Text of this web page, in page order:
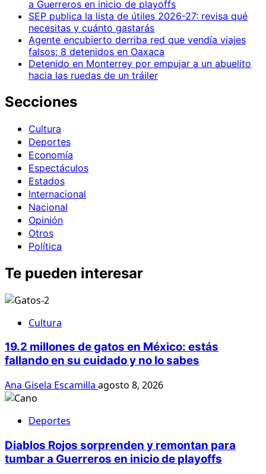
a Guerreros en inicio de playoffs
SEP publica la lista de útiles 2026-27: revisa qué
necesitas y cuánto gastarás
Agente encubierto derriba red que vendía viajes
falsos; 8 detenidos en Oaxaca
Detenido en Monterrey por empujar a un abuelito
hacia las ruedas de un tráiler
Secciones
Cultura
Deportes
Economía
Espectáculos
Estados
Internacional
Nacional
Opinión
Otros
Política
Te pueden interesar
Cultura
19.2 millones de gatos en México: estás
fallando en su cuidado y no lo sabes
Ana Gisela Escamilla agosto 8, 2026
Deportes
Diablos Rojos sorprenden y remontan para
tumbar a Guerreros en inicio de playoffs